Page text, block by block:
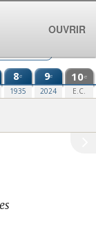
8e
1935
9e
2024
10e
E.C.
OUVRIR